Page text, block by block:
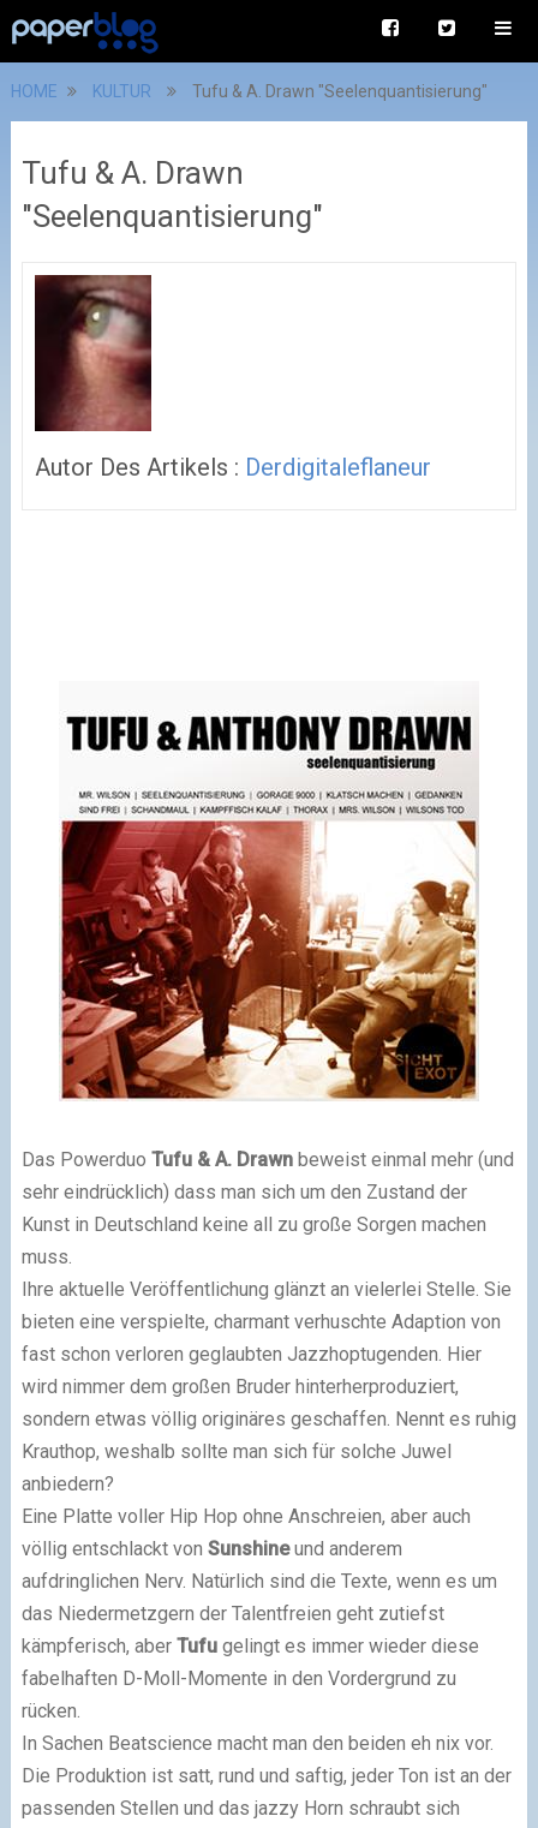
HOME KULTUR Tufu & A. Drawn "Seelenquantisierung"
Tufu & A. Drawn
"Seelenquantisierung"
Autor Des Artikels : Derdigitaleflaneur
Das Powerduo Tufu & A. Drawnbeweist einmal mehr (und
sehr eindrücklich) dass man sich um den Zustand der
Kunst in Deutschland keine all zu große Sorgen machen
muss.
Ihre aktuelle Veröffentlichung glänzt an vielerlei Stelle. Sie
bieten eine verspielte, charmant verhuschte Adaption von
fast schon verloren geglaubten Jazzhoptugenden. Hier
wird nimmer dem großen Bruder hinterherproduziert,
sondern etwas völlig originäres geschaffen. Nennt es ruhig
Krauthop, weshalb sollte man sich für solche Juwel
anbiedern?
Eine Platte voller Hip Hop ohne Anschreien, aber auch
völlig entschlackt von Sunshineund anderem
aufdringlichen Nerv. Natürlich sind die Texte, wenn es um
das Niedermetzgern der Talentfreien geht zutiefst
kämpferisch, aber Tufugelingt es immer wieder diese
fabelhaften D-Moll-Momente in den Vordergrund zu
rücken.
In Sachen Beatscience macht man den beiden eh nix vor.
Die Produktion ist satt, rund und saftig, jeder Ton ist an der
passenden Stellen und das jazzy Horn schraubt sich